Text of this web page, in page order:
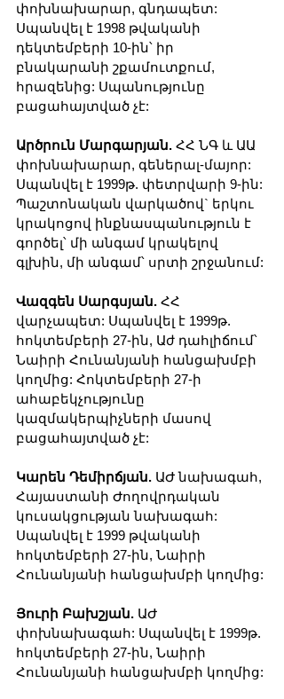
փոխնախարար, գնդապետ:
Սպանվել է 1998 թվականի
դեկտեմբերի 10-ին՝ իր
բնակարանի շքամուտքում,
հրազենից: Սպանությունը
բացահայտված չէ:
Արծրուն Մարգարյան. ՀՀ ՆԳ և ԱԱ
փոխնախարար, գեներալ-մայոր:
Սպանվել է 1999թ. փետրվարի 9-ին:
Պաշտոնական վարկածով` երկու
կրակոցով ինքնասպանություն է
գործել՝ մի անգամ կրակելով
գլխին, մի անգամ՝ սրտի շրջանում:
Վազգեն Սարգսյան. ՀՀ
վարչապետ: Սպանվել է 1999թ.
հոկտեմբերի 27-ին, Աժ դահլիճում՝
Նաիրի Հունանյանի հանցախմբի
կողմից: Հոկտեմբերի 27-ի
ահաբեկչությունը
կազմակերպիչների մասով
բացահայտված չէ:
Կարեն Դեմիրճյան. ԱԺ նախագահ,
Հայաստանի Ժողովրդական
կուսակցության նախագահ:
Սպանվել է 1999 թվականի
հոկտեմբերի 27-ին, Նաիրի
Հունանյանի հանցախմբի կողմից:
Յուրի Բախշյան. ԱԺ
փոխնախագահ: Սպանվել է 1999թ.
հոկտեմբերի 27-ին, Նաիրի
Հունանյանի հանցախմբի կողմից: